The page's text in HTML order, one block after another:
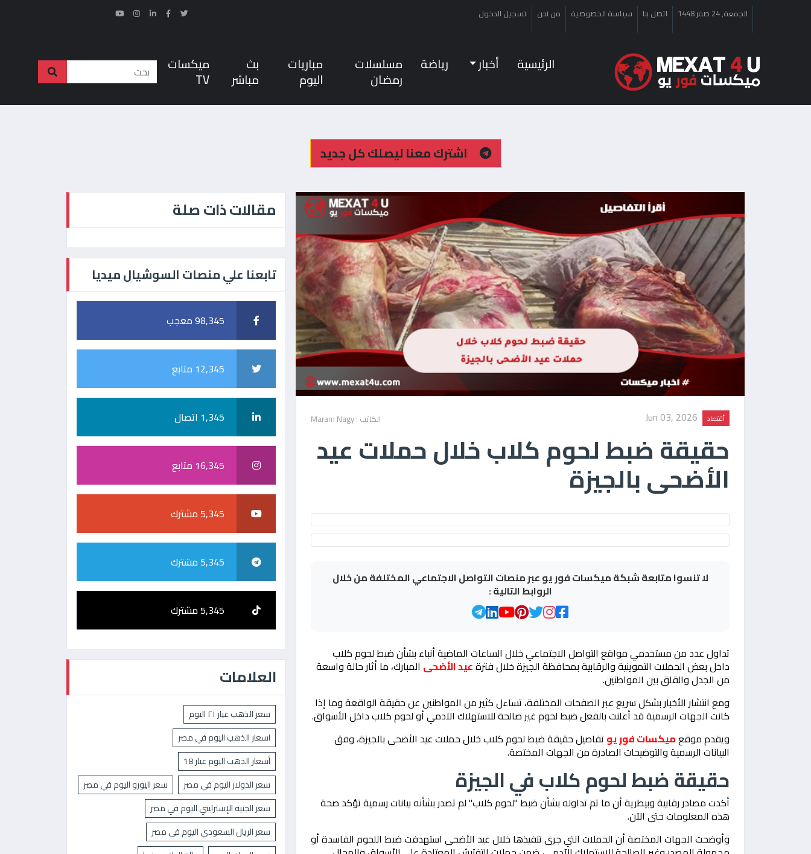
الجمعة, 24 صفر 1448 اتصل بنا سياسة الخصوصية من نحن تسجيل الدخول
الرئيسية أخبار رياضة مسلسلات
رمضان
مباريات
اليوم
بث
مباشر
ميكسات
TV
اشترك معنا ليصلك كل جديد
أقتصاد Jun 03, 2026 الكاتب : Maram Nagy
حقيقة ضبط لحوم كلاب خلال حملات عيد
الأضحى بالجيزة
لا تنسوا متابعة شبكة ميكسات فور يو عبر منصات التواصل الاجتماعي المختلفة من خلال
الروابط التالية :
تداول عدد من مستخدمي مواقع التواصل الاجتماعي خلال الساعات الماضية أنباء بشأن ضبط لحوم كلاب
داخل بعض الحملات التموينية والرقابية بمحافظة الجيزة خلال فترةعيد الأضحى المبارك، ما أثار حالة واسعة
من الجدل والقلق بين المواطنين.
ومع انتشار الأخبار بشكل سريع عبر الصفحات المختلفة، تساءل كثير من المواطنين عن حقيقة الواقعة وما إذا
كانت الجهات الرسمية قد أعلنت بالفعل ضبط لحوم غير صالحة للاستهلاك الآدمي أو لحوم كلاب داخل الأسواق.
ويقدم موقعميكسات فور يو تفاصيل حقيقة ضبط لحوم كلاب خلال حملات عيد الأضحى بالجيزة، وفق
البيانات الرسمية والتوضيحات الصادرة من الجهات المختصة.
حقيقة ضبط لحوم كلاب في الجيزة
أكدت مصادر رقابية وبيطرية أن ما تم تداوله بشأن ضبط "لحوم كلاب" لم تصدر بشأنه بيانات رسمية تؤكد صحة
هذه المعلومات حتى الآن.
وأوضحت الجهات المختصة أن الحملات التي جرى تنفيذها خلال عيد الأضحى استهدفت ضبط اللحوم الفاسدة أو
مقالات ذات صلة
تابعنا علي منصات السوشيال ميديا
98,345 معجب
12,345 متابع
1,345 اتصال
16,345 متابع
5,345 مشترك
5,345 مشترك
5,345 مشترك
العلامات
سعر الذهب عيار ٢١ اليوم
اسعار الذهب اليوم في مصر
أسعار الذهب اليوم عيار 18
سعر الدولار اليوم في مصر
سعر اليورو اليوم في مصر
سعر الجنيه الإسترليني اليوم في مصر
سعر الريال السعودي اليوم في مصر